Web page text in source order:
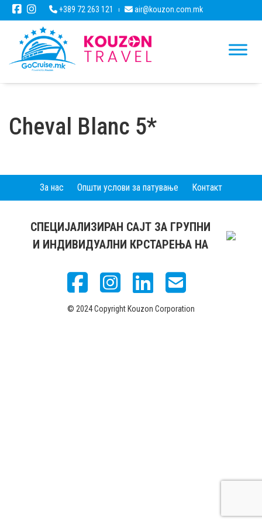
+389 72 263 121 air@kouzon.com.mk
Cheval Blanc 5*
За нас Општи услови за патување Контакт
СПЕЦИЈАЛИЗИРАН САЈТ ЗА ГРУПНИ
И ИНДИВИДУАЛНИ КРСТАРЕЊА НА
© 2024 Copyright Kouzon Corporation